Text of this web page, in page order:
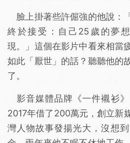
臉上掛著些許倔強的他說：
終於接受：自己25歲的夢
現。」這個在影片中看來相當
如此「厭世」的話？聽聽他的
了。
影音媒體品牌《一件襯衫
2017年借了200萬元，創立新
灣人物故事發揚光大，沒想